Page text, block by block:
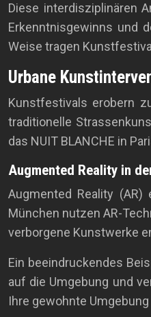
Diese interdisziplinären
Erkenntnisgewinns und
Weise tragen
Urbane
Kunstfestivals erobern
traditionelle
das NUIT BLANCHE in
Augmented Reality in
Augmented Reality
München nutzen AR-
verborgene Kunstwerke
Ein beeindruckendes
auf die Umgebung und
Ihre gewohnte